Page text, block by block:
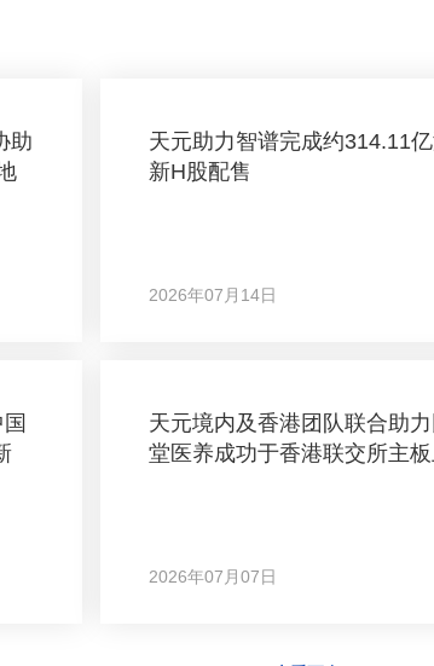
助
天元助力智谱完成约314.11
新H股配售
2026年07月14日
天元境内及香港团队联合助
堂医养成功于香港联交所主
2026年07月07日